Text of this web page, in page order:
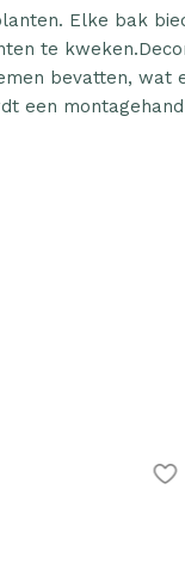
Elke bak
te
bevatten, wat
een